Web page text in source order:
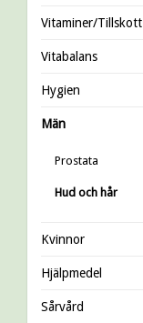
Vitaminer/Tillskott
Vitabalans
Hygien
Män
Prostata
Hud och hår
Kvinnor
Hjälpmedel
Sårvård